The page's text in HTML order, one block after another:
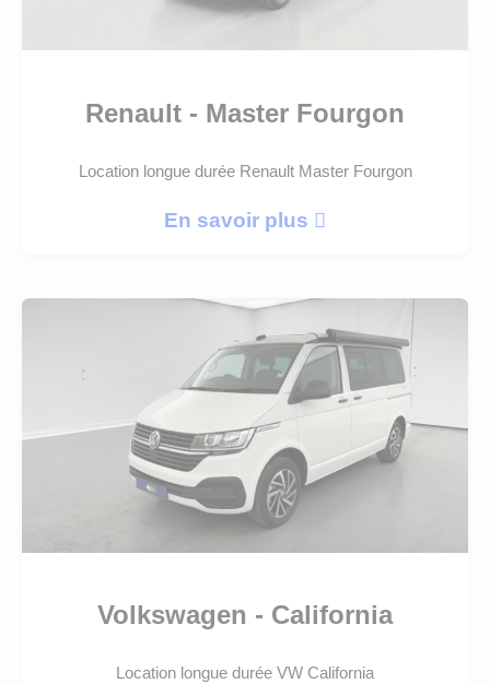
Renault - Master Fourgon
Location longue durée Renault Master Fourgon
En savoir plus
Volkswagen - California
Location longue durée VW California